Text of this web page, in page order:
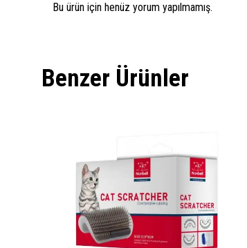
Bu ürün için henüz yorum yapılmamış.
Benzer Ürünler